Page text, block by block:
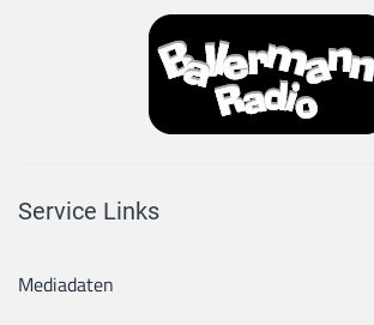
Service Links
Mediadaten